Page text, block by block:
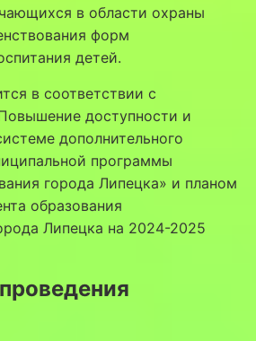
в области охраны
форм
детей.
в соответствии с
доступности и
дополнительного
программы
города Липецка» и планом
образования
Липецка на 2024-2025